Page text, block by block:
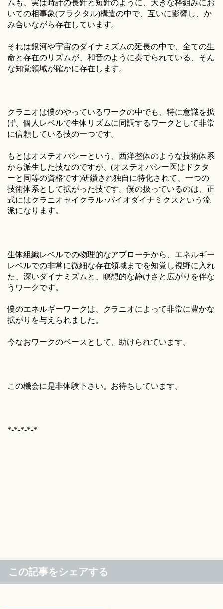
ムも、実は時計の長針と短針のように、大きな枠組みにお
いての相事象(フラクタル)構造の中で、互いに影響し、か
み合いながら存在しています。
それは銀河や宇宙のダイナミズムの延長の中で、全ての生
命と存在のリズムが、和音のように奏でられている、そん
な知覚領域が確かに存在します。
クラニオは僕のやっているワークの中でも、特に意識を拡
げ、個人レベルで生体リズムに同調するワークとして非常
に信頼している技の一つです。
もとはオステオパシーという、西洋整体のような技術体系
から派生した技なのですが、(オステオパシー医はドクタ
ーと同等の資格です)研鑽され独自に特化されて、一つの
技術体系として拡がった技です。僕の扱っているのは、正
式にはクラニオセイクラル･バイオダイナミクスという流
派になります。
生体組織レベルでの物理的なアプローチから、エネルギー
レベルでの非常に微細な存在領域までを知覚し視野に入れ
た、深いダイナミズムと、瞑想的な静けさと広がりを伴な
うワークです。
僕のエネルギーワークは、クラニオによって非常に豊かな
拡がりを与えられました。
今なおワークのベースとして、助けられています。
この機会に是非体験下さい。お待ちしています。
*-*-*-*-*
この記事をシェアする